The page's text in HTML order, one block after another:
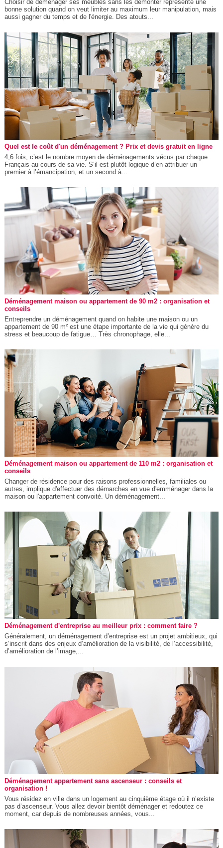
Choisir de déménager ses meubles sans les démonter représente une
bonne solution quand on veut limiter au maximum leur manipulation, mais
aussi gagner du temps et de l'énergie. Des atouts...
Quel est le coût d'un déménagement ? Prix et devis gratuit en ligne
4,6 fois, c’est le nombre moyen de déménagements vécus par chaque
Français au cours de sa vie. S’il est plutôt logique d’en attribuer un
premier à l’émancipation, et un second à...
Déménagement maison ou appartement de 90 m2 : organisation et
conseils
Entreprendre un déménagement quand on habite une maison ou un
appartement de 90 m² est une étape importante de la vie qui génère du
stress et beaucoup de fatigue… Très chronophage, elle...
Déménagement maison ou appartement de 110 m2 : organisation et
conseils
Changer de résidence pour des raisons professionnelles, familiales ou
autres, implique d'effectuer des démarches en vue d'emménager dans la
maison ou l'appartement convoité. Un déménagement...
Déménagement d'entreprise au meilleur prix : comment faire ?
Généralement, un déménagement d’entreprise est un projet ambitieux, qui
s’inscrit dans des enjeux d’amélioration de la visibilité, de l’accessibilité,
d’amélioration de l’image,...
Déménagement appartement sans ascenseur : conseils et
organisation !
Vous résidez en ville dans un logement au cinquième étage où il n’existe
pas d’ascenseur. Vous allez devoir bientôt déménager et redoutez ce
moment, car depuis de nombreuses années, vous...